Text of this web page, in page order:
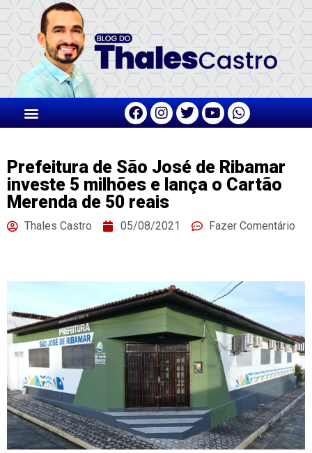
Prefeitura de São José de Ribamar
investe 5 milhões e lança o Cartão
Merenda de 50 reais
Thales Castro 05/08/2021 Fazer Comentário